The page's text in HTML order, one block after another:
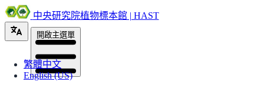
中央研究院植物標本館 | HAST
繁體中文
English (US)
開啟主選單